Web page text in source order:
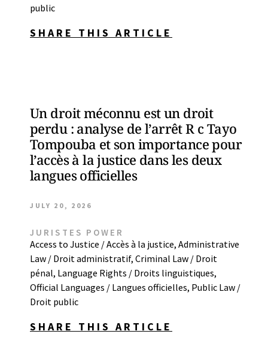
public
SHARE THIS ARTICLE
Un droit méconnu est un droit
perdu : analyse de l’arrêt R c Tayo
Tompouba et son importance pour
l’accès à la justice dans les deux
langues officielles
JULY 20, 2026
JURISTES POWER
Access to Justice / Accès à la justice, Administrative
Law / Droit administratif, Criminal Law / Droit
pénal, Language Rights / Droits linguistiques,
Official Languages / Langues officielles, Public Law /
Droit public
SHARE THIS ARTICLE